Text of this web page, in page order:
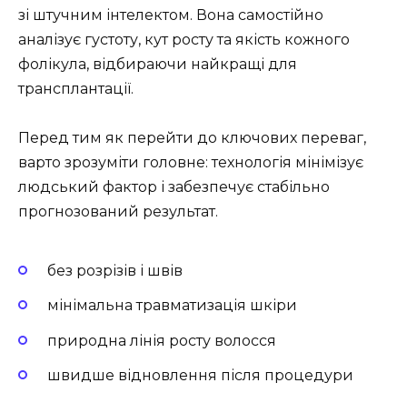
зі штучним інтелектом. Вона самостійно
аналізує густоту, кут росту та якість кожного
фолікула, відбираючи найкращі для
трансплантації.
Перед тим як перейти до ключових переваг,
варто зрозуміти головне: технологія мінімізує
людський фактор і забезпечує стабільно
прогнозований результат.
без розрізів і швів
мінімальна травматизація шкіри
природна лінія росту волосся
швидше відновлення після процедури